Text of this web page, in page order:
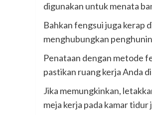
digunakan untuk menata
Bahkan fengsui juga kerap
menghubungkan
Penataan dengan metode
pastikan ruang kerja Anda
Jika memungkinkan,
meja kerja pada kamar